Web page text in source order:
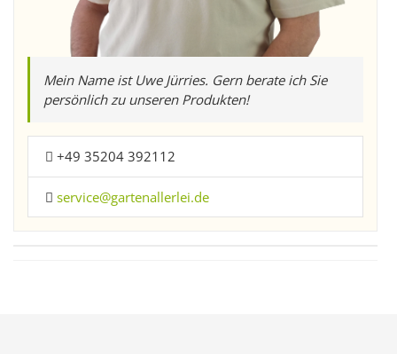
Mein Name ist Uwe Jürries. Gern berate ich Sie
persönlich zu unseren Produkten!
+49 35204 392112
service@gartenallerlei.de